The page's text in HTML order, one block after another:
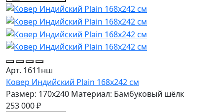
Арт. 1611нш
Ковер Индийский Plain 168x242 см
Размер: 170x240 Материал: Бамбуковый шёлк
253 000 ₽